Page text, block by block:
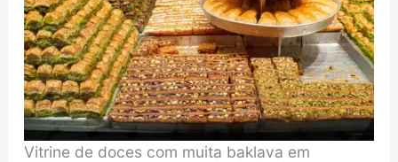
Vitrine de doces com muita baklava em